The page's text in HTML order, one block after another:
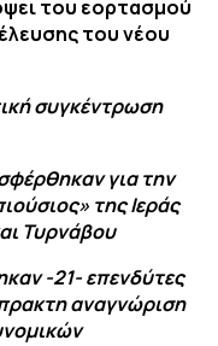
του εορτασμού
του νέου
συγκέντρωση
για την
της Ιεράς
Τυρνάβου
-21- επενδύτες
αναγνώριση